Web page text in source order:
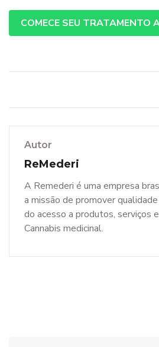
COMECE SEU TRATAMENTO
Autor
ReMederi
A Remederi é uma empresa
a missão de promover
do acesso a produtos, serviços
Cannabis medicinal.